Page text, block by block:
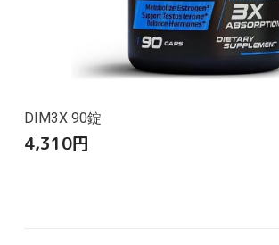
DIM3X 90錠
4,310円